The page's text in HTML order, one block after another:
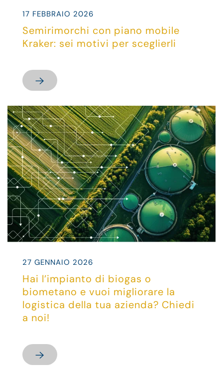
17 FEBBRAIO 2026
Semirimorchi con piano mobile
Kraker: sei motivi per sceglierli
27 GENNAIO 2026
Hai l’impianto di biogas o
biometano e vuoi migliorare la
logistica della tua azienda? Chiedi
a noi!